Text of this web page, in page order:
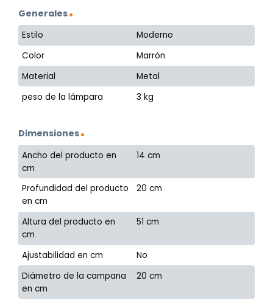
Generales
Estilo
Moderno
Color
Marrón
Material
Metal
peso de la lámpara
3 kg
Dimensiones
Ancho del producto en
cm
14 cm
Profundidad del producto
en cm
20 cm
Altura del producto en
cm
51 cm
Ajustabilidad en cm
No
Diámetro de la campana
en cm
20 cm